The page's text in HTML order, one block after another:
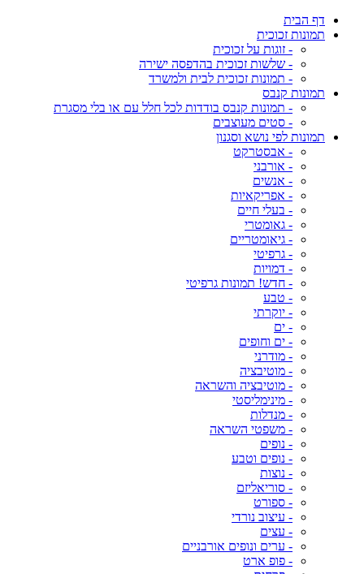
דף הבית
תמונות זכוכית
- זוגות על זכוכית
- שלשות זכוכית בהדפסה ישירה
- תמונות זכוכית לבית ולמשרד
תמונות קנבס
- תמונות קנבס בודדות לכל חלל עם או בלי מסגרת
- סטים מעוצבים
תמונות לפי נושא וסגנון
- אבסטרקט
- אורבני
- אנשים
- אפריקאיות
- בעלי חיים
- גאומטרי
- גיאומטריים
- גרפיטי
- דמויות
- חדש! תמונות גרפיטי
- טבע
- יוקרתי
- ים
- ים וחופים
- מודרני
- מוטיבציה
- מוטיבציה והשראה
- מינימליסטי
- מנדלות
- משפטי השראה
- נופים
- נופים וטבע
- נוצות
- סוריאליזם
- ספורט
- עיצוב נורדי
- עצים
- ערים ונופים אורבניים
- פופ ארט